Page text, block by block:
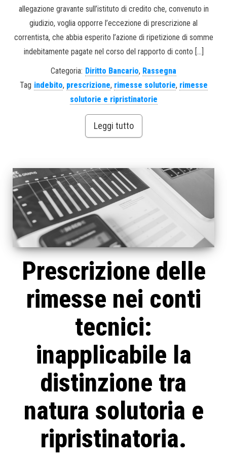
allegazione gravante sull’istituto di credito che, convenuto in
giudizio, voglia opporre l’eccezione di prescrizione al
correntista, che abbia esperito l’azione di ripetizione di somme
indebitamente pagate nel corso del rapporto di conto […]
Categoria: Diritto Bancario, Rassegna
Tag indebito, prescrizione, rimesse solutorie, rimesse
solutorie e ripristinatorie
Leggi tutto
Prescrizione delle
rimesse nei conti
tecnici:
inapplicabile la
distinzione tra
natura solutoria e
ripristinatoria.